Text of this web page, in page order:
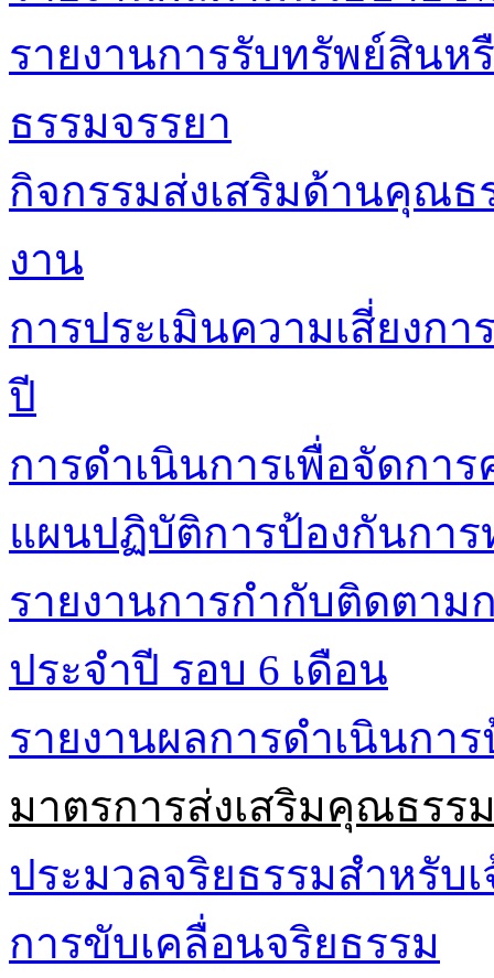
รายงานการรับทรัพย์สินห
ธรรมจรรยา
กิจกรรมส่งเสริมด้านคุณธ
งาน
การประเมินความเสี่ยงก
ปี
การดำเนินการเพื่อจัดกา
แผนปฏิบัติการป้องกันการ
รายงานการกำกับติดตาม
ประจำปี รอบ 6 เดือน
รายงานผลการดำเนินกา
มาตรการส่งเสริมคุณธรร
ประมวลจริยธรรมสำหรับ
การขับเคลื่อนจริยธรรม